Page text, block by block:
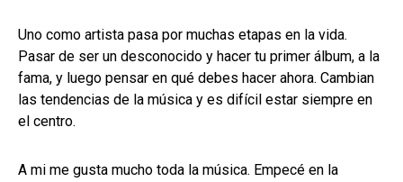
Uno como artista pasa por muchas etapas en la vida.
Pasar de ser un desconocido y hacer tu primer álbum, a la
fama, y luego pensar en qué debes hacer ahora. Cambian
las tendencias de la música y es difícil estar siempre en
el centro.
A mi me gusta mucho toda la música. Empecé en la